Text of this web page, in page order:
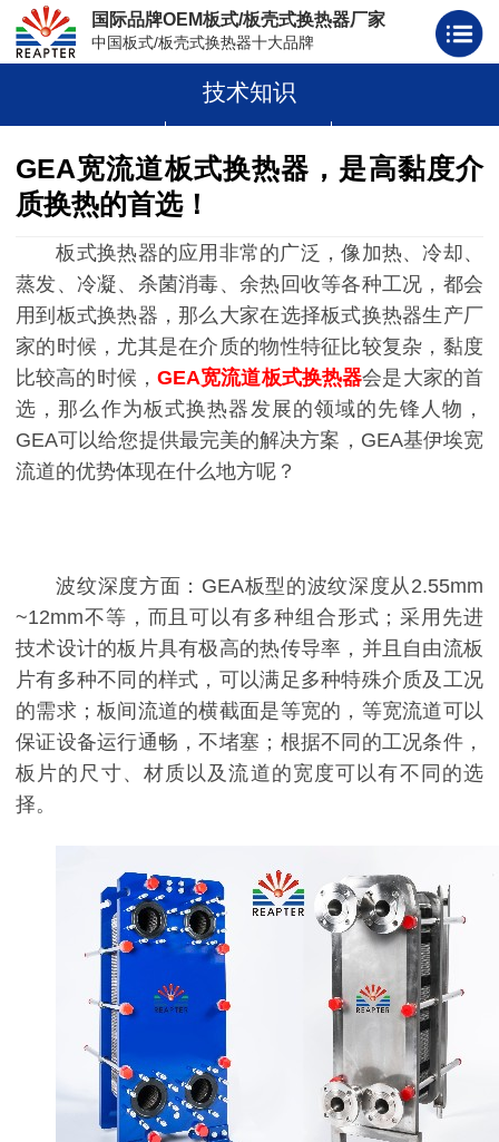
国际品牌OEM板式/板壳式换热器厂家
中国板式/板壳式换热器十大品牌
板壳式换热器
技术知识
GEA宽流道板式换热器，是高黏度介
质换热的首选！
板式换热器的应用非常的广泛，像加热、冷却、
蒸发、冷凝、杀菌消毒、余热回收等各种工况，都会
用到板式换热器，那么大家在选择板式换热器生产厂
家的时候，尤其是在介质的物性特征比较复杂，黏度
比较高的时候， GEA宽流道板式换热器会是大家的首
选，那么作为板式换热器发展的领域的先锋人物，
GEA可以给您提供最完美的解决方案，GEA基伊埃宽
流道的优势体现在什么地方呢？
波纹深度方面：GEA板型的波纹深度从2.55mm
~12mm不等，而且可以有多种组合形式；采用先进
技术设计的板片具有极高的热传导率，并且自由流板
片有多种不同的样式，可以满足多种特殊介质及工况
的需求；板间流道的横截面是等宽的，等宽流道可以
保证设备运行通畅，不堵塞；根据不同的工况条件，
板片的尺寸、材质以及流道的宽度可以有不同的选
择。